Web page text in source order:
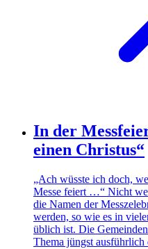
In der
einen Christus“
„Ach wüsste ich doch,
Messe feiert …“ Nicht
die Namen der
werden, so wie es in
üblich ist. Die
Thema jüngst ausführlich